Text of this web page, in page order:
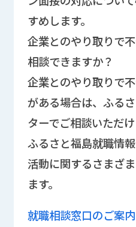
すめします。
企業とのやり取りで
相談できますか？
企業とのやり取りで
がある場合は、ふる
ターでご相談いただけ
ふるさと福島就職情
活動に関するさまざ
ます。
就職相談窓口のご案内